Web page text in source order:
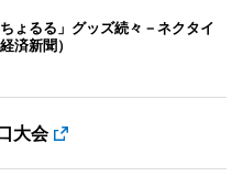
ょるる」グッズ続々－ネクタイ
済新聞）
大会